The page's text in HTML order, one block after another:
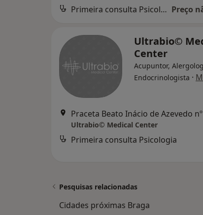
Primeira consulta Psicologia Preço
Ultrabio©
Center
Acupuntor,
Endocrinologista ·
Ultrabio© Medical Center
Primeira consulta Psicologia
Pesquisas relacionadas
Cidades próximas Braga